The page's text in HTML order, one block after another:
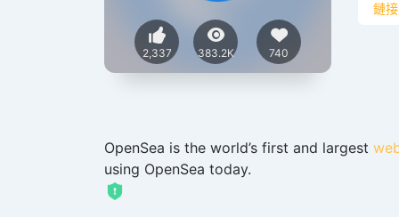
2,337 383.2K 740
鏈
OpenSea is the world’s first and largest
using OpenSea today.